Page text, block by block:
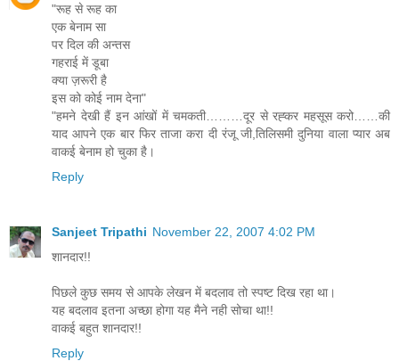
"रूह से रूह का
एक बेनाम सा
पर दिल की अन्तस
गहराई में डूबा
क्या ज़रूरी है
इस को कोई नाम देना"
"हमने देखी हैं इन आंखों में चमकती………दूर से रह्कर महसूस करो……की
याद आपने एक बार फिर ताजा करा दी रंजू जी,तिलिसमी दुनिया वाला प्यार अब
वाकई बेनाम हो चुका है।
Reply
Sanjeet Tripathi November 22, 2007 4:02 PM
शानदार!!
पिछले कुछ समय से आपके लेखन में बदलाव तो स्पष्ट दिख रहा था।
यह बदलाव इतना अच्छा होगा यह मैने नही सोचा था!!
वाकई बहुत शानदार!!
Reply